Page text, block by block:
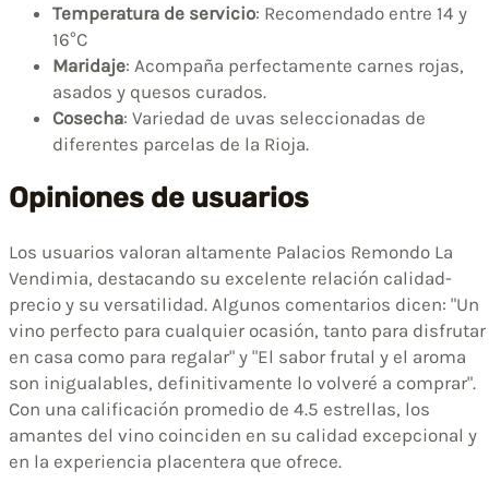
Temperatura de servicio: Recomendado entre 14 y
16°C
Maridaje: Acompaña perfectamente carnes rojas,
asados y quesos curados.
Cosecha: Variedad de uvas seleccionadas de
diferentes parcelas de la Rioja.
Opiniones de usuarios
Los usuarios valoran altamente Palacios Remondo La
Vendimia, destacando su excelente relación calidad-
precio y su versatilidad. Algunos comentarios dicen: "Un
vino perfecto para cualquier ocasión, tanto para disfrutar
en casa como para regalar" y "El sabor frutal y el aroma
son inigualables, definitivamente lo volveré a comprar".
Con una calificación promedio de 4.5 estrellas, los
amantes del vino coinciden en su calidad excepcional y
en la experiencia placentera que ofrece.